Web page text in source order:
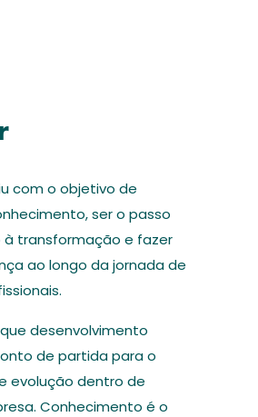
com o objetivo de
ser o passo
à transformação e fazer
ao longo da jornada de
desenvolvimento
de partida para o
evolução dentro de
Conhecimento é o